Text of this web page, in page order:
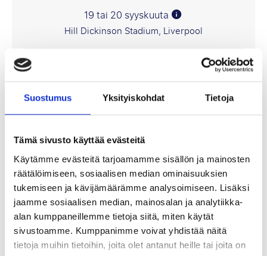
Suostumus Yksityiskohdat Tietoja
Tämä sivusto käyttää evästeitä
Käytämme evästeitä tarjoamamme sisällön ja mainosten
räätälöimiseen, sosiaalisen median ominaisuuksien
tukemiseen ja kävijämäärämme analysoimiseen. Lisäksi
jaamme sosiaalisen median, mainosalan ja analytiikka-
alan kumppaneillemme tietoja siitä, miten käytät
sivustoamme. Kumppanimme voivat yhdistää näitä
tietoja muihin tietoihin, joita olet antanut heille tai joita on
19 tai 20 syyskuuta
Hill Dickinson Stadium, Liverpool
365 €
P.P. ALKAEN
789 €
Katso paketteja
Valioliiga